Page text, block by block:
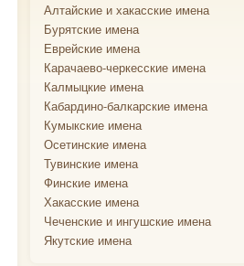
Алтайские и хакасские имена
Бурятские имена
Еврейские имена
Карачаево-черкесские имена
Калмыцкие имена
Кабардино-балкарские имена
Кумыкские имена
Осетинские имена
Тувинские имена
Финские имена
Хакасские имена
Чеченские и ингушские имена
Якутские имена